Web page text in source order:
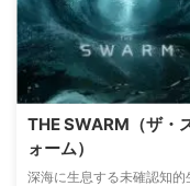
THE SWARM（ザ・
ォーム）
深海に生息する未確認知的